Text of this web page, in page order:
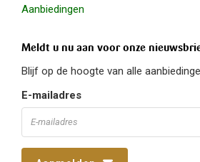
Aanbiedingen
Meldt u nu aan voor onze
Blijf op de hoogte van alle
E-mailadres